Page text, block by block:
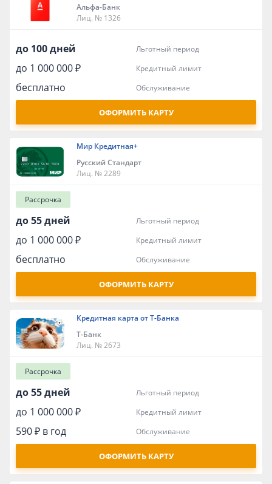
Альфа-Банк
Лиц. № 1326
до 100 дней льготный период
до 1 000 000 ₽ кредитный лимит
бесплатно обслуживание
ОФОРМИТЬ КАРТУ
Мир Кредитная+
Русский Стандарт
Лиц. № 2289
Рассрочка
до 55 дней льготный период
до 1 000 000 ₽ кредитный лимит
бесплатно обслуживание
ОФОРМИТЬ КАРТУ
Кредитная карта от Т-Банка
Т-Банк
Лиц. № 2673
Рассрочка
до 55 дней льготный период
до 1 000 000 ₽ кредитный лимит
590 ₽ в год обслуживание
ОФОРМИТЬ КАРТУ